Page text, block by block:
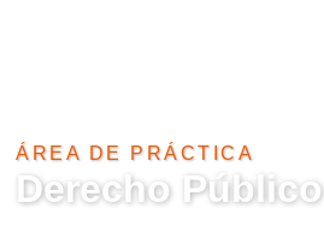
ÁREA DE PRÁCTICA​
Derecho Público